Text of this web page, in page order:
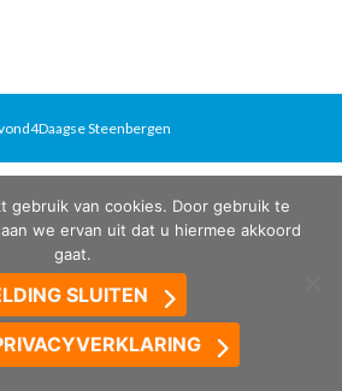
Steenbergen
gebruik van cookies. Door gebruik te
we ervan uit dat u hiermee akkoord
gaat.
SLUITEN